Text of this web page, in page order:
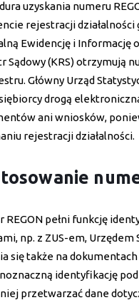
uzyskania numeru
rejestracji działalności
Ewidencję i Informację
Sądowy (KRS) otrzymują
Główny Urząd
drogą
ani wniosków,
rejestracji działalności.
REGON pełni funkcję
np. z ZUS-em,
się także na
identyfikację
przetwarzać dane